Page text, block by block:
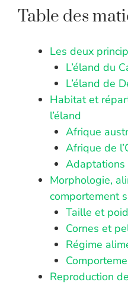
Table des
Les deux
L’éland du
L’éland de
Habitat et
l’éland
Afrique
Afrique de
Adaptations
Morphologie,
comportement
Taille et
Cornes et
Régime
Reproduction